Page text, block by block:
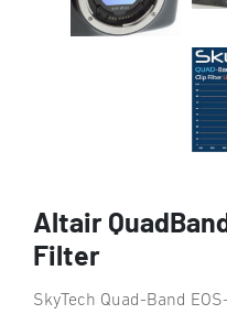
Altair QuadBand
Filter
SkyTech Quad-Band